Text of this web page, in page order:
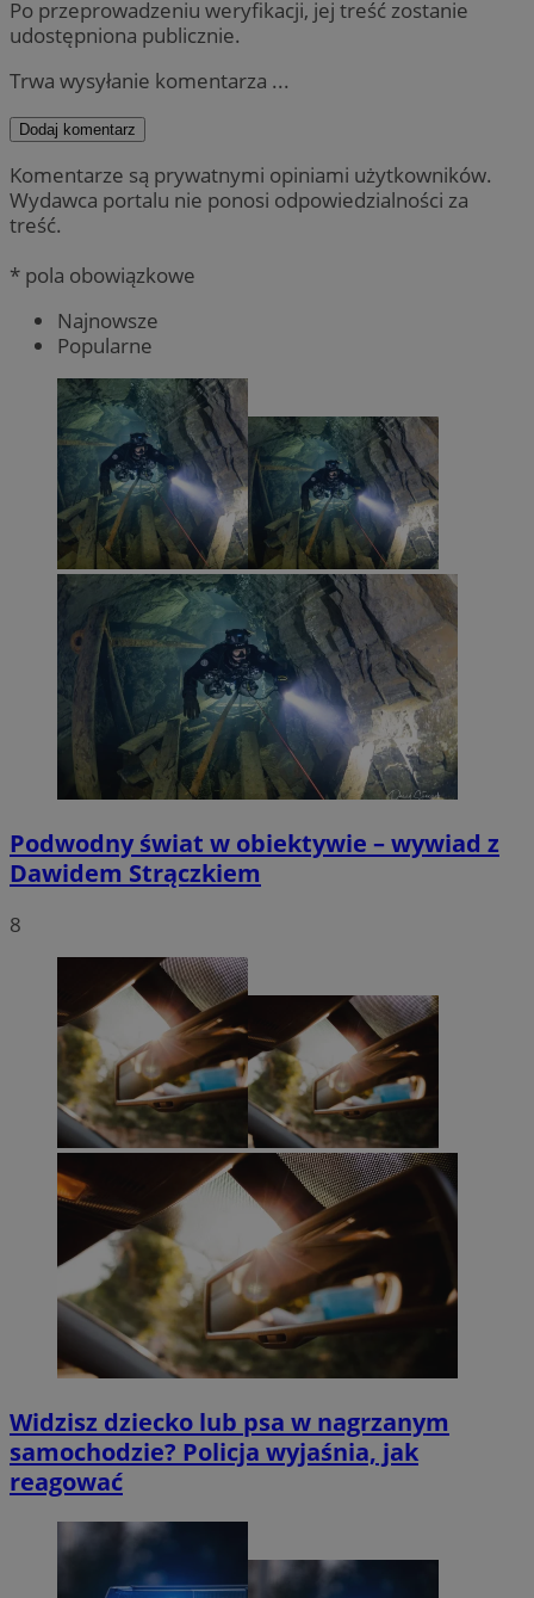
Po przeprowadzeniu weryfikacji, jej treść zostanie
udostępniona publicznie.
Trwa wysyłanie komentarza ...
Dodaj komentarz
Komentarze są prywatnymi opiniami użytkowników.
Wydawca portalu nie ponosi odpowiedzialności za
treść.
* pola obowiązkowe
Najnowsze
Popularne
Podwodny świat w obiektywie – wywiad z
Dawidem Strączkiem
8
Widzisz dziecko lub psa w nagrzanym
samochodzie? Policja wyjaśnia, jak
reagować